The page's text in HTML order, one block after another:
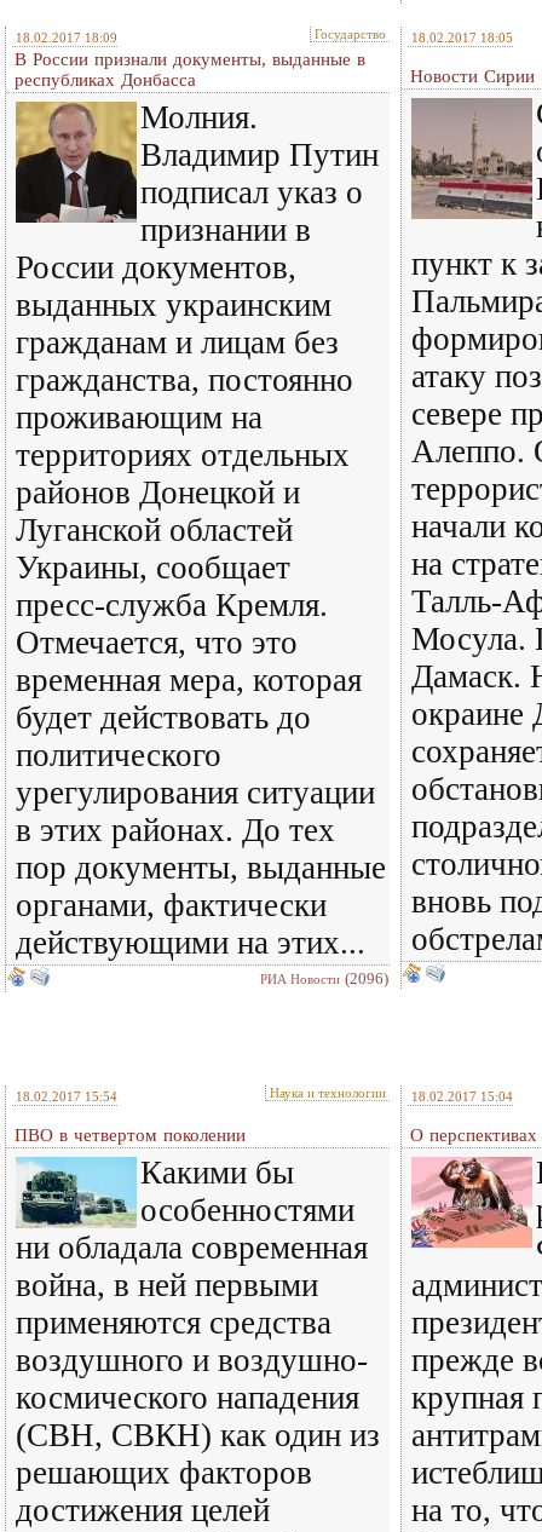
18.02.2017 18:09 Государство
В России признали документы, выданные в
республиках Донбасса
Молния.
Владимир Путин
подписал указ о
признании в
России документов,
выданных украинским
гражданам и лицам без
гражданства, постоянно
проживающим на
территориях отдельных
районов Донецкой и
Луганской областей
Украины, сообщает
пресс-служба Кремля.
Отмечается, что это
временная мера, которая
будет действовать до
политического
урегулирования ситуации
в этих районах. До тех
пор документы, выданные
органами, фактически
действующими на этих...
РИА Новости (2096)
18.02.2017 18:05
Новости Сирии
пункт к
атаку
севере
Алеппо.
начали
на
Талль-
Мосула.
Дамаск.
окраине
вновь
18.02.2017 15:54 Наука и технологии
ПВО в четвертом поколении
Какими бы
особенностями
ни обладала современная
война, в ней первыми
применяются средства
воздушного и воздушно-
космического нападения
(СВН, СВКН) как один из
решающих факторов
достижения целей
18.02.2017 15:04
О
прежде
крупная
на то,